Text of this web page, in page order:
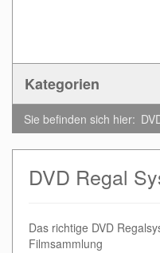
Kategorien
Sie befinden sich hier:
DVD Regal
Das richtige DVD
Filmsammlung